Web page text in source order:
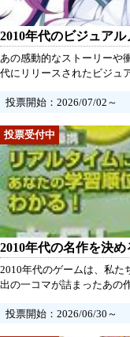
2010年代のビジュア
あの感動的なストーリーや
代にリリースされたビジュ
振り返りましょう！あなた
投票開始：2026/07/02～
2010年代の名作を決
2010年代のゲームは、私た
出の一コマが詰まったあの
なと一緒にその素晴らしい
投票開始：2026/06/30～